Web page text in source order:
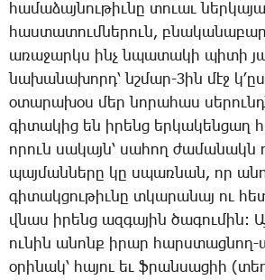
հա­մա­ձայ­նու­թիւ­նը տո­ւաւ
հաս­տա­տում­նե­րուն,
ա­ռա­ջարկս ինչ նպա­տա­կի պի­տի
նա­խա­նա­խորդ՝ նշմար-3ին մէջ
օ­տա­րա­խօս մեր նո­րա­հաս
գի­տա­կից են ի­րենց եր­կա­կեն­ցաղ
ո­րուն սա­կայն՝ սա­հող ժա­մա­նակն
պայ­ման­նե­րը կը սպառ­նան, որ
գի­տակ­ցու­թիւ­նը տկա­րա­նայ ու
վնաս ի­րենց ազ­գա­յին ծա­գու­մին:
ու­նին ա­նոնք ի­րար հարս­տաց­նող-
օ­րի­նակ՝ հա­յու եւ ֆրան­սա­ցիի